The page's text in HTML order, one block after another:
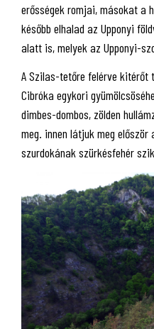
erősségek romjai, másokat a
később elhalad az Upponyi
alatt is, melyek az Upponyi-
A Szilas-tetőre felérve kitérőt
Cibróka egykori
dimbes-dombos, zölden
meg. innen látjuk meg
szurdokának szürkésfehér